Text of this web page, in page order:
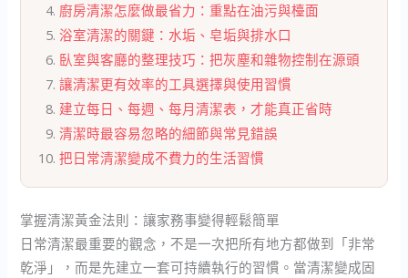
廚房清潔怎麼做最省力：重點在油污與檯面
浴室清潔的關鍵：水垢、皂垢與排水口
臥室與客廳的整理技巧：把灰塵和雜物控制在源頭
讓清潔更有效率的工具選擇與使用習慣
建立每日、每週、每月清潔表，才能真正省時
清潔時最容易忽略的細節與常見錯誤
把日常清潔變成不費力的生活習慣
掌握清潔黃金法則：讓家務事變得輕鬆簡單
日常清潔最重要的觀念，不是一次把所有地方都做到「非常
乾淨」，而是先建立一套可持續執行的習慣。當清潔變成固